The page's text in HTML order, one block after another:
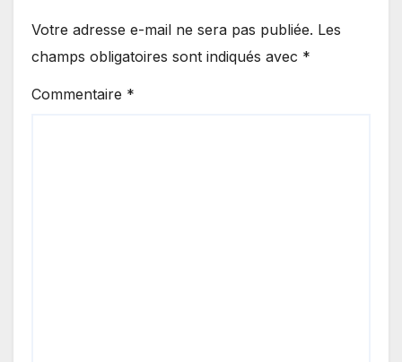
Votre adresse e-mail ne sera pas publiée. Les
champs obligatoires sont indiqués avec *
Commentaire *